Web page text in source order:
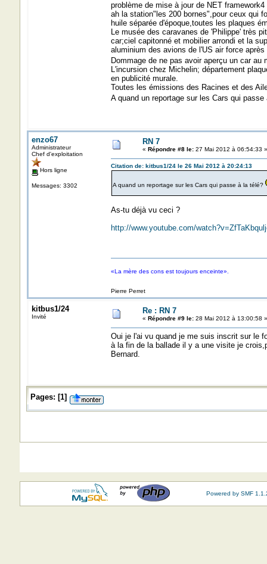
problème de mise à jour de NET
ah la station"les 200 bornes",pour ceux qui
huile séparée d'époque,toutes les plaques
Le musée des caravanes de 'Philippe' très
car;ciel capitonné et mobilier arrondi et la
aluminium des avions de l'US air force après
Dommage de ne pas avoir aperçu un car
L'incursion chez Michelin; département
en publicité murale.
Toutes les émissions des Racines et des
A quand un reportage sur les Cars qui
enzo67
Administrateur
Chef d'exploitation
Hors ligne
Messages: 3302
RN 7
« Répondre #8 le:27 Mai 2012 à 06:54:33 »
Citation de: kitbus1/24 le 26 Mai 2012 à 20:24:13
A quand un reportage sur les Cars qui passe à la télé?
As-tu déjà vu ceci ?
http://www.youtube.com/
«La mère des cons est toujours enceinte».
Pierre Perret
kitbus1/24
Invité
Re : RN 7
« Répondre #9 le:28 Mai 2012 à 13:00:58 »
Oui je l'ai vu quand je me suis inscrit sur le
à la fin de la ballade il y a une visite je
Bernard.
Pages: [1]
Powered by SMF